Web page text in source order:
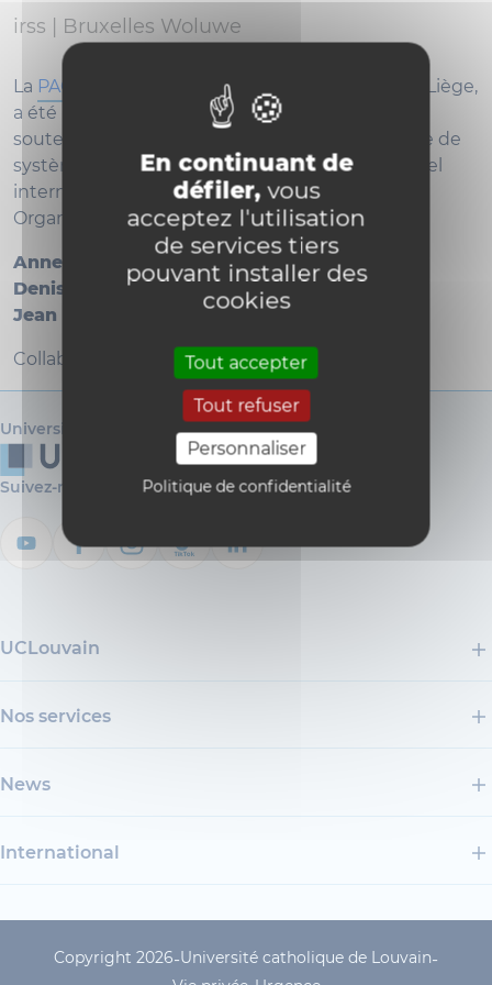
En continuant de
défiler,vous
acceptez l'utilisation
de services tiers
pouvant installer des
cookies
Tout accepter
Tout refuser
Personnaliser
Politique de confidentialité
irss | Bruxelles Woluwe
La PAQS
, en consortium avec l'UCLouvain et l'ULiège,
a été mandatée par la Région wallonne pour
soutenir le développement et la mise en œuvre de
systèmes locaux de santé sur base du référentiel
international développé par Health Standards
Organization.
Anne-Sophie Lambert
Denis Herbaux
Jean Macq
Collaboration ULiège : Béatrice Scholtes
Université catholique de Louvain
Suivez-nous
UCLouvain
Nos services
News
International
UCLouvain Footer
Copyright 2026-Université catholique de Louvain-